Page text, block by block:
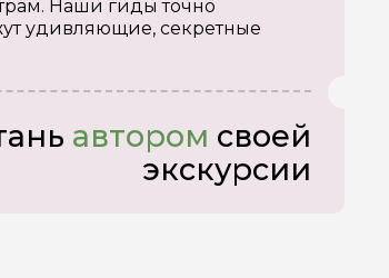
Наши гиды точно
удивляющие, секретные
автором своей
экскурсии